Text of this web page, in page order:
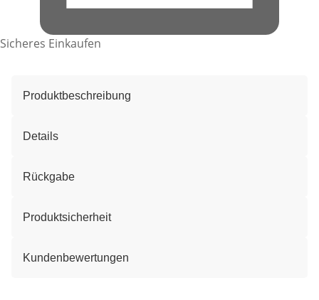
Sicheres Einkaufen
Produktbeschreibung
Details
Rückgabe
Produktsicherheit
Kundenbewertungen